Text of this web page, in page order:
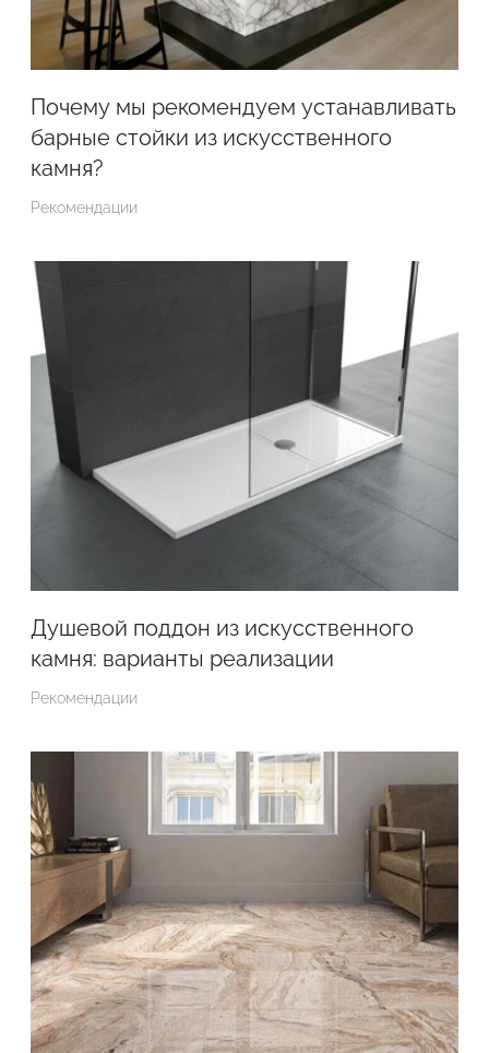
Почему мы рекомендуем устанавливать
барные стойки из искусственного
камня?
Рекомендации
Душевой поддон из искусственного
камня: варианты реализации
Рекомендации